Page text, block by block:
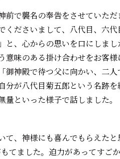
で襲名の奉告をさせていただ
くださいまして、八代目、六
と、心からの思いを口にしま
意味のある掛け合わせをお客
神殿で待つ父に向かい、二人
分が八代目菊五郎という名跡
といった様子で話しました。
、神様にも喜んでもらえたと
てました。迫力があってすごか